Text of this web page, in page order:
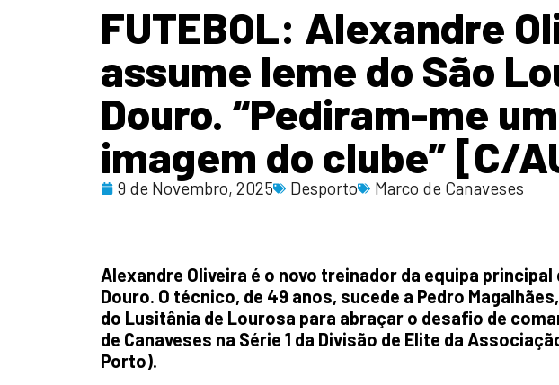
FUTEBOL: Alexandre
assume leme do São
Douro. “Pediram-me
imagem do clube” [C/
9 de Novembro, 2025 Desporto Marco de Canaveses
Alexandre Oliveira é o novo treinador da equipa principal
Douro. O técnico, de 49 anos, sucede a Pedro
do Lusitânia de Lourosa para abraçar o desafio de
de Canaveses na Série 1 da Divisão de Elite da
Porto).